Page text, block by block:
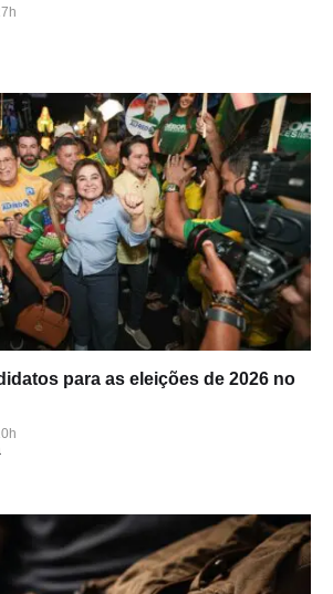
para as eleições de 2026 no